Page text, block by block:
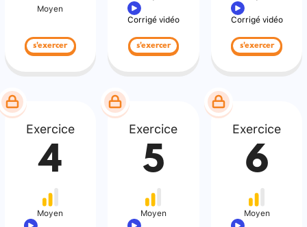
Moyen
s'exercer
Corrigé vidéo
s'exercer
Corrigé vidéo
s'exercer
Exercice
4
Moyen
Exercice
5
Moyen
Exercice
6
Moyen